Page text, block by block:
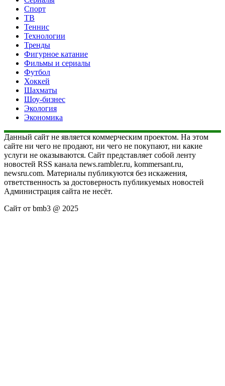
Спорт
ТВ
Теннис
Технологии
Тренды
Фигурное катание
Фильмы и сериалы
Футбол
Хоккей
Шахматы
Шоу-бизнес
Экология
Экономика
Данный сайт не является коммерческим проектом. На этом
сайте ни чего не продают, ни чего не покупают, ни какие
услуги не оказываются. Сайт представляет собой ленту
новостей RSS канала news.rambler.ru, kommersant.ru,
newsru.com. Материалы публикуются без искажения,
ответственность за достоверность публикуемых новостей
Администрация сайта не несёт.
Сайт от bmb3 @ 2025